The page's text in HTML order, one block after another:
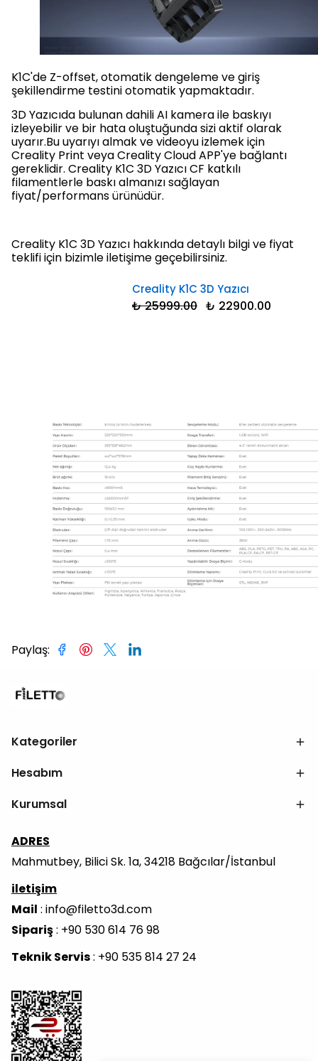
K1C'de Z-offset, otomatik dengeleme ve giriş
şekillendirme testini otomatik yapmaktadır.
3D Yazıcıda bulunan dahili AI kamera ile baskıyı
izleyebilir ve bir hata oluştuğunda sizi aktif olarak
uyarır.Bu uyarıyı almak ve videoyu izlemek için
Creality Print veya Creality Cloud APP'ye bağlantı
gereklidir. Creality K1C 3D Yazıcı CF katkılı
filamentlerle baskı almanızı sağlayan
fiyat/performans ürünüdür.
Creality K1C 3D Yazıcı hakkında detaylı bilgi ve fiyat
teklifi için bizimle iletişime geçebilirsiniz.
Creality K1C 3D Yazıcı
₺ 25999.00 ₺ 22900.00
Paylaş:
Kategoriler
Hesabım
Kurumsal
ADRES
Mahmutbey, Bilici Sk. 1a, 34218 Bağcılar/İstanbul
iletişim
Mail : info@filetto3d.com
Sipariş: +90 530 614 76 98
Teknik Servis: +90 535 814 27 24